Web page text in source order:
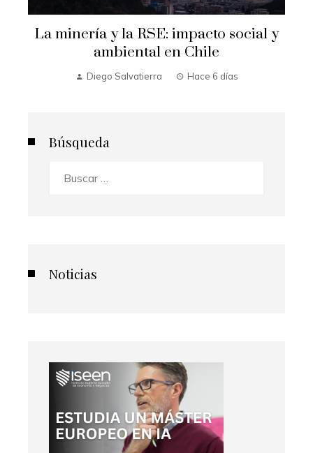
La minería y la RSE: impacto social y
ambiental en Chile
Diego Salvatierra Hace 6 días
Búsqueda
Noticias